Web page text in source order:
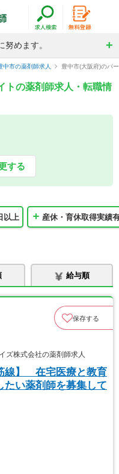
めます。
中市の薬剤師求人 豊中市(大阪府)のパ
トの薬剤師求人・転職情
する
以上 産休・育休取得実績
給与順
保存する
株式会社の薬剤師求人
線】 在宅医療と教育
たい薬剤師を募集して